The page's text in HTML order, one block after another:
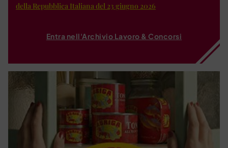
della Repubblica Italiana del 23 giugno 2026
Entra nell'Archivio Lavoro & Concorsi